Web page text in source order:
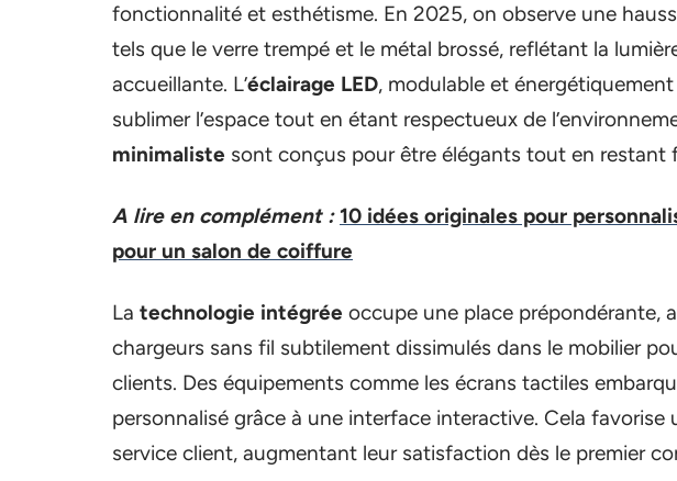
fonctionnalité et esthétisme. En 2025, on observe une
tels que le verre trempé et le métal brossé, reflétant la
accueillante. L’éclairage LED, modulable et
sublimer l’espace tout en étant respectueux de
minimaliste sont conçus pour être élégants tout en restant
A lire en complément : 10 idées originales pour
pour un salon de coiffure
La technologie intégrée occupe une place prépondérante,
chargeurs sans fil subtilement dissimulés dans le mobilier
clients. Des équipements comme les écrans tactiles
personnalisé grâce à une interface interactive. Cela
service client, augmentant leur satisfaction dès le premier